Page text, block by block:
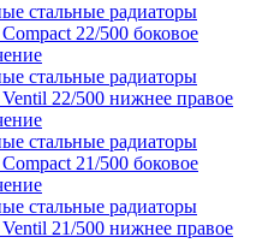
стальные радиаторы
22/500 боковое
стальные радиаторы
22/500 нижнее правое
стальные радиаторы
21/500 боковое
стальные радиаторы
21/500 нижнее правое